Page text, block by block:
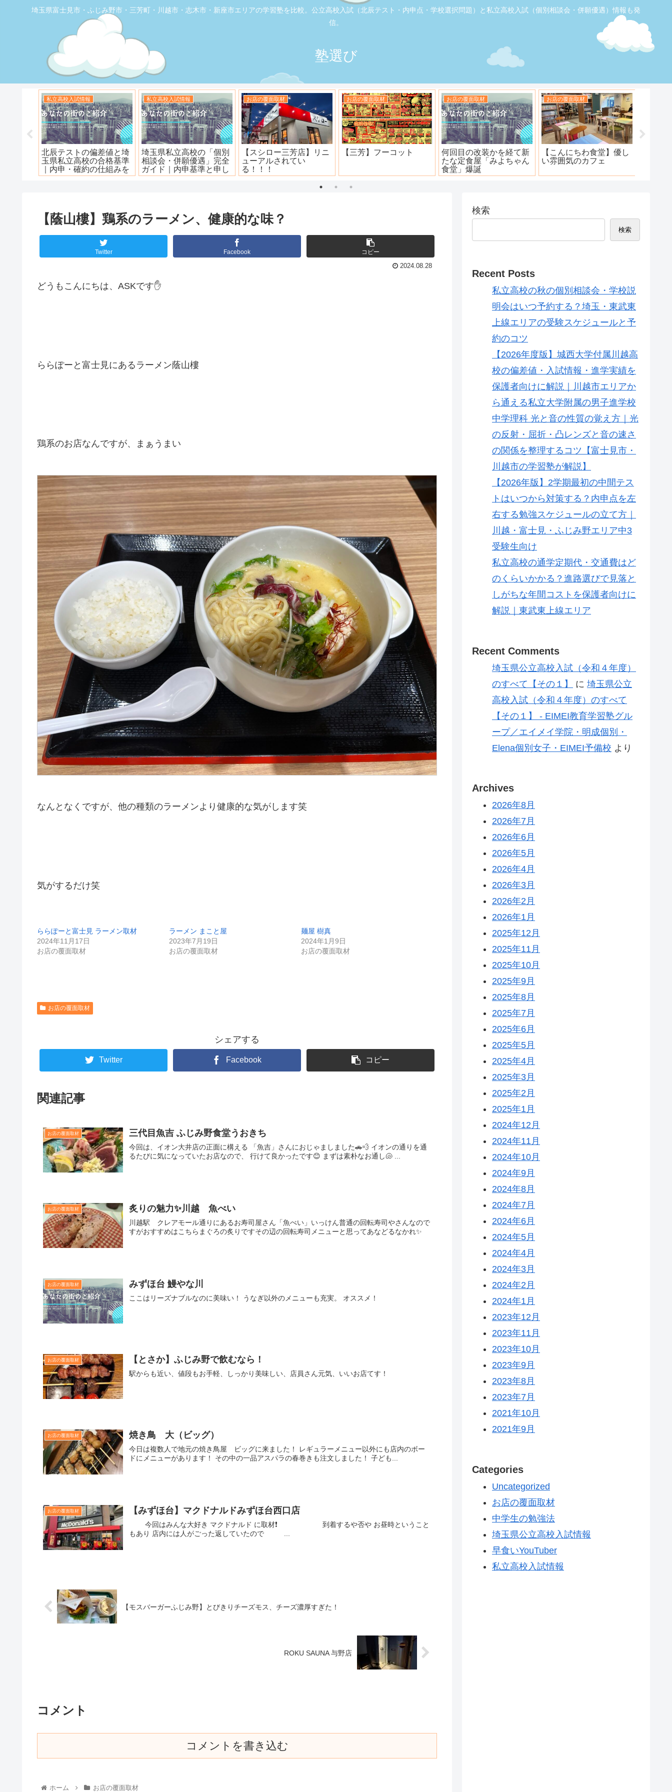
埼玉県富士見市・ふじみ野市・三芳町・川越市・志木市・新座市エリアの学習塾を比較。公立高校入試（北辰テスト・内申点・学校選択問題）と私立高校入試（個別相談会・併願優遇）情報も発
信。
塾選び
お店の覆面取材
【トナリエふじみ野】ワ
ンダーステーキ🥩😋
お店の覆面取材
【新座】日曜ロピア寿司
お店の覆面取材
大衆焼肉ホール ニュー宝
島
お店の覆面取材
地元本格寿司屋。おり
お店の覆面取材
【ふじみ野】素敵なステ
ーキ！ワンダーステー
キ！
お店の覆面取材
ハンバーグ工房 川越新河
岸店
【蔭山樓】鶏系のラーメン、健康的な味？
Twitter Facebook コピー
2024.08.28
どうもこんにちは、ASKです✋️
ららぽーと富士見にあるラーメン蔭山樓
鶏系のお店なんですが、まぁうまい
なんとなくですが、他の種類のラーメンより健康的な気がします笑
気がするだけ笑
ららぽーと富士見 ラーメン取材
2024年11月17日
お店の覆面取材
ラーメン まこと屋
2023年7月19日
お店の覆面取材
麺屋 樹真
2024年1月9日
お店の覆面取材
お店の覆面取材
シェアする
Twitter Facebook コピー
関連記事
お店の覆面取材 三代目魚吉 ふじみ野食堂うおきち
今回は、イオン大井店の正面に構える 「魚吉」さんにおじゃましました🚗💨 イオンの通りを通
るたびに気になっていたお店なので、 行けて良かったです😊 まずは素朴なお通し🐚 ...
お店の覆面取材 炙りの魅力✨川越 魚べい
川越駅 クレアモール通りにあるお寿司屋さん「魚べい」いっけん普通の回転寿司やさんなので
すがおすすめはこちらまぐろの炙りですその辺の回転寿司メニューと思ってあなどるなかれ✨
お店の覆面取材 みずほ台 鰻やな川
ここはリーズナブルなのに美味い！ うなぎ以外のメニューも充実。 オススメ！
お店の覆面取材 【とさか】ふじみ野で飲むなら！
駅からも近い、値段もお手軽、しっかり美味しい、店員さん元気、いいお店てす！
お店の覆面取材 焼き鳥 大（ビッグ）
今日は複数人で地元の焼き鳥屋 ビッグに来ました！ レギュラーメニュー以外にも店内のボー
ドにメニューがあります！ その中の一品アスパラの春巻きも注文しました！ 子ども...
お店の覆面取材 【みずほ台】マクドナルドみずほ台西口店
今回はみんな大好き マクドナルド に取材❗️ 到着するや否や お昼時ということ
もあり 店内には人がごった返していたので ...
【モスバーガーふじみ野】とびきりチーズモス、チーズ濃厚すぎた！
ROKU SAUNA 与野店
コメント
コメントを書き込む
ホーム お店の覆面取材
検索
検索
Recent Posts
私立高校の秋の個別相談会・学校説
明会はいつ予約する？埼玉・東武東
上線エリアの受験スケジュールと予
約のコツ
【2026年度版】城西大学付属川越高
校の偏差値・入試情報・進学実績を
保護者向けに解説｜川越市エリアか
ら通える私立大学附属の男子進学校
中学理科 光と音の性質の覚え方｜光
の反射・屈折・凸レンズと音の速さ
の関係を整理するコツ【富士見市・
川越市の学習塾が解説】
【2026年版】2学期最初の中間テス
トはいつから対策する？内申点を左
右する勉強スケジュールの立て方｜
川越・富士見・ふじみ野エリア中3
受験生向け
私立高校の通学定期代・交通費はど
のくらいかかる？進路選びで見落と
しがちな年間コストを保護者向けに
解説｜東武東上線エリア
Recent Comments
埼玉県公立高校入試（令和４年度）
のすべて【その１】
に 埼玉県公立
高校入試（令和４年度）のすべて
【その１】 - EIMEI教育学習塾グル
ープ／エイメイ学院・明成個別・
Elena個別女子・EIMEI予備校 より
Archives
2026年8月
2026年7月
2026年6月
2026年5月
2026年4月
2026年3月
2026年2月
2026年1月
2025年12月
2025年11月
2025年10月
2025年9月
2025年8月
2025年7月
2025年6月
2025年5月
2025年4月
2025年3月
2025年2月
2025年1月
2024年12月
2024年11月
2024年10月
2024年9月
2024年8月
2024年7月
2024年6月
2024年5月
2024年4月
2024年3月
2024年2月
2024年1月
2023年12月
2023年11月
2023年10月
2023年9月
2023年8月
2023年7月
2021年10月
2021年9月
Categories
Uncategorized
お店の覆面取材
中学生の勉強法
埼玉県公立高校入試情報
早食いYouTuber
私立高校入試情報